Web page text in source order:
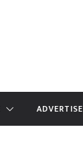
ADVERTISE